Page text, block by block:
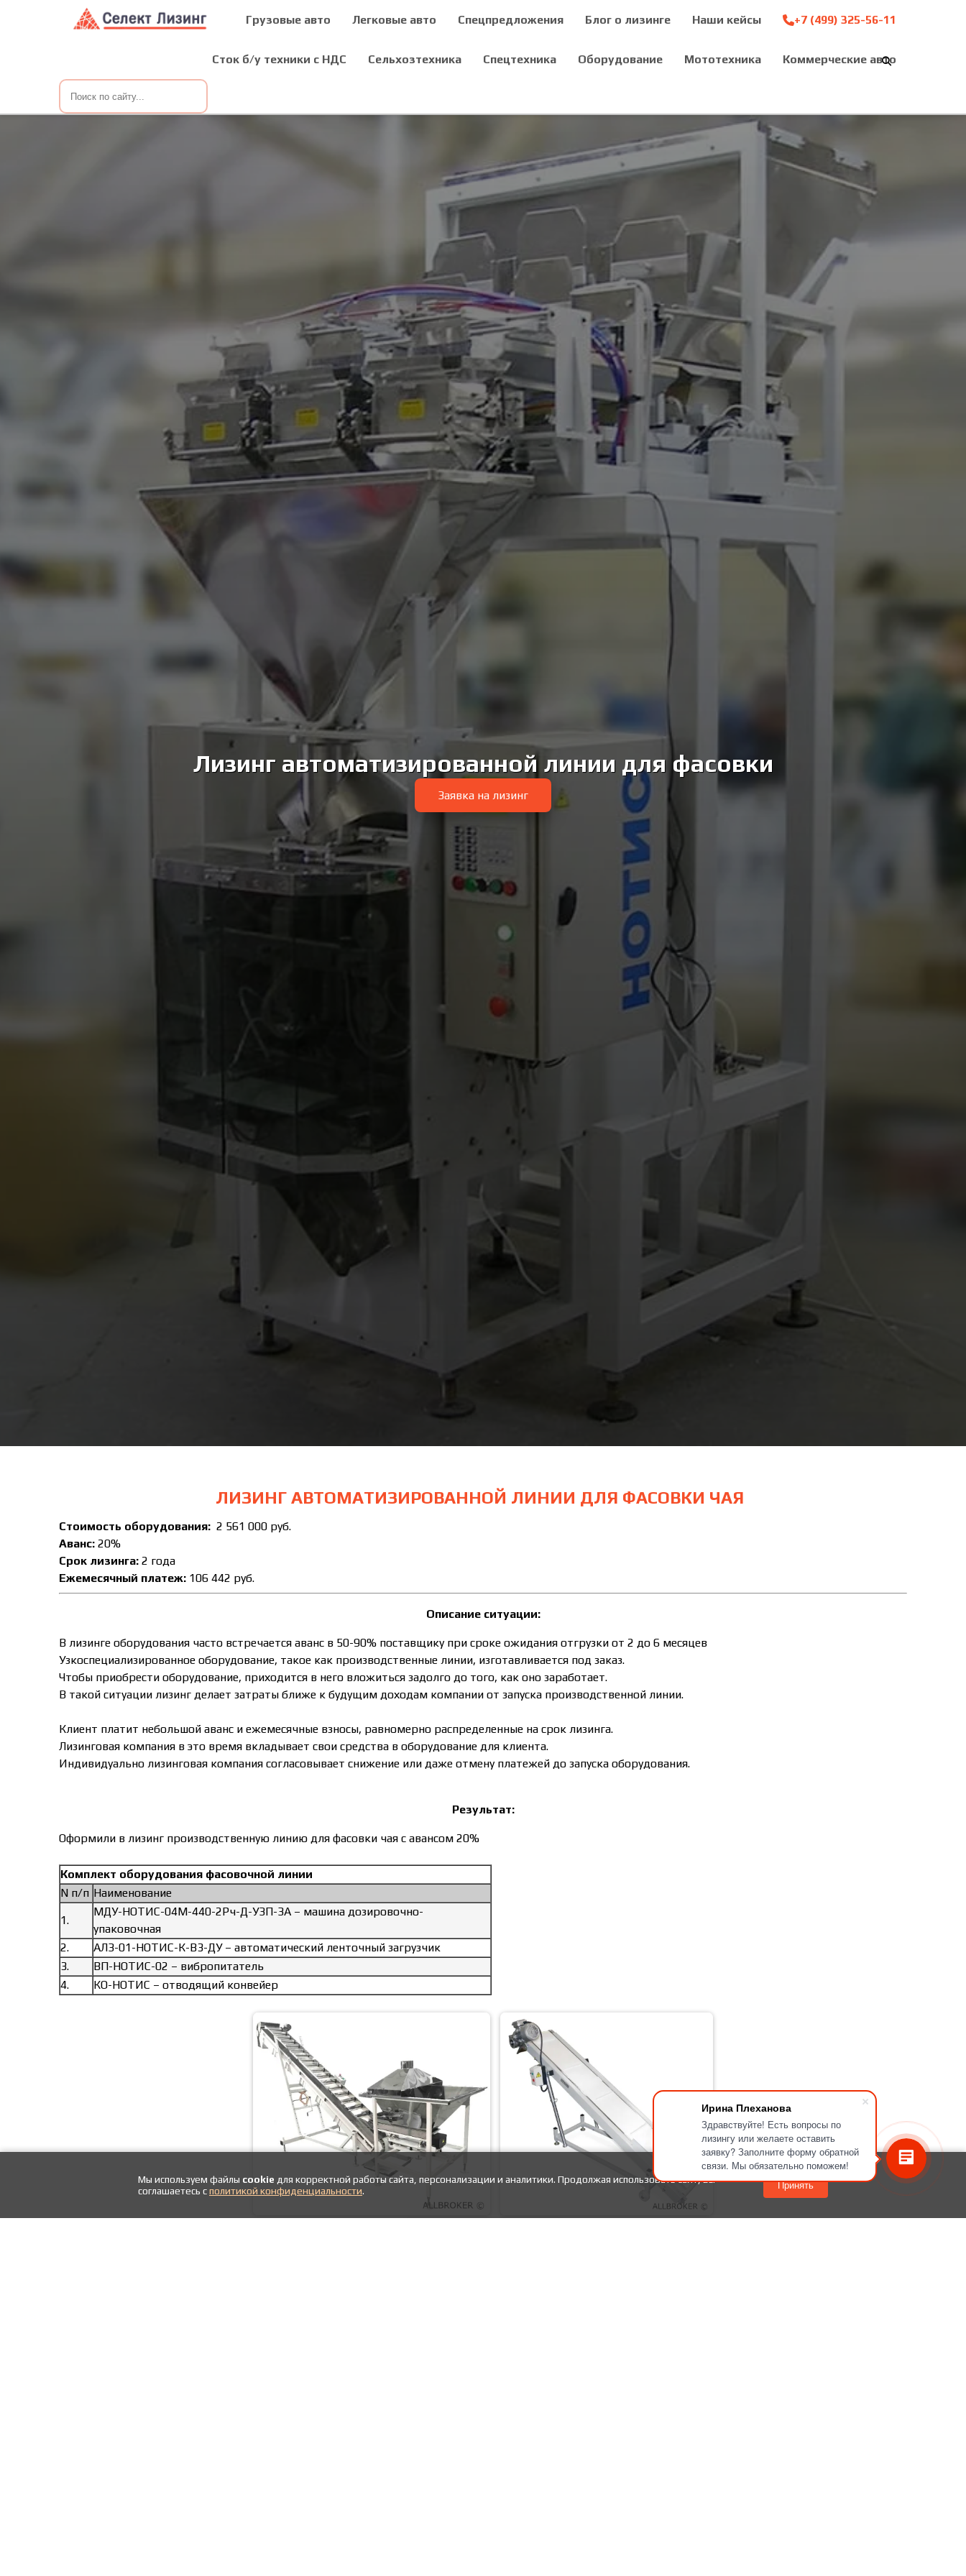
Ирина Плеханова
Здравствуйте! Есть вопросы по
лизингу или желаете оставить
заявку? Заполните форму обратной
связи. Мы обязательно поможем!
+7 (499) 325-56-11
Наши кейсы
Блог о лизинге
Спецпредложения
Легковые авто
Грузовые авто
Коммерческие авто
Мототехника
Оборудование
Спецтехника
Сельхозтехника
Сток б/у техники с НДС
Лизинг автоматизированной линии для фасовки
Заявка на лизинг
ЛИЗИНГ АВТОМАТИЗИРОВАННОЙ ЛИНИИ ДЛЯ ФАСОВКИ ЧАЯ
Стоимость оборудования: 2 561 000 руб.
Аванс: 20%
Срок лизинга: 2 года
Ежемесячный платеж: 106 442 руб.
Описание ситуации:
В лизинге оборудования часто встречается аванс в 50-90% поставщику при сроке ожидания отгрузки от 2 до 6 месяцев
Узкоспециализированное оборудование, такое как производственные линии, изготавливается под заказ.
Чтобы приобрести оборудование, приходится в него вложиться задолго до того, как оно заработает.
В такой ситуации лизинг делает затраты ближе к будущим доходам компании от запуска производственной линии.
Клиент платит небольшой аванс и ежемесячные взносы, равномерно распределенные на срок лизинга.
Лизинговая компания в это время вкладывает свои средства в оборудование для клиента.
Индивидуально лизинговая компания согласовывает снижение или даже отмену платежей до запуска оборудования.
Результат:
Оформили в лизинг производственную линию для фасовки чая с авансом 20%
Комплект оборудования фасовочной линии
N п/п Наименование
1.
МДУ-НОТИС-04М-440-2Рч-Д-УЗП-ЗА – машина дозировочно-
упаковочная
2.
АЛЗ-01-НОТИС-К-В3-ДУ – автоматический ленточный загрузчик
3.
ВП-НОТИС-02 – вибропитатель
4.
КО-НОТИС – отводящий конвейер
Мы используем файлы cookie для корректной работы сайта, персонализации и аналитики. Продолжая использовать сайт, вы
соглашаетесь сполитикой конфиденциальности. Принять